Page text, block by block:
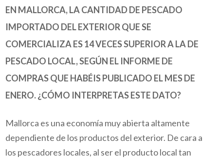
EN MALLORCA, LA CANTIDAD DE PESCADO
IMPORTADO DEL EXTERIOR QUE SE
COMERCIALIZA ES 14 VECES SUPERIOR A LA DE
PESCADO LOCAL, SEGÚN EL INFORME DE
COMPRAS QUE HABÉIS PUBLICADO EL MES DE
ENERO. ¿CÓMO INTERPRETAS ESTE DATO?
Mallorca es una economía muy abierta altamente
dependiente de los productos del exterior. De cara a
los pescadores locales, al ser el producto local tan